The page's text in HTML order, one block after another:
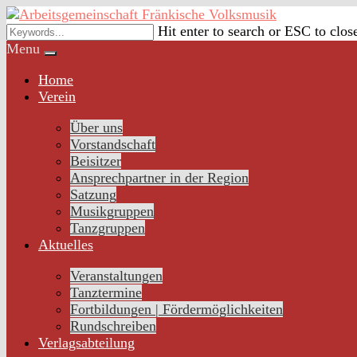
Skip
to
content
Hit enter to search or ESC to
Menu
Home
Verein
Über uns
Vorstandschaft
Beisitzer
Ansprechpartner in der Region
Satzung
Musikgruppen
Tanzgruppen
Aktuelles
Veranstaltungen
Tanztermine
Fortbildungen | Fördermöglichkeiten
Rundschreiben
Verlagsabteilung